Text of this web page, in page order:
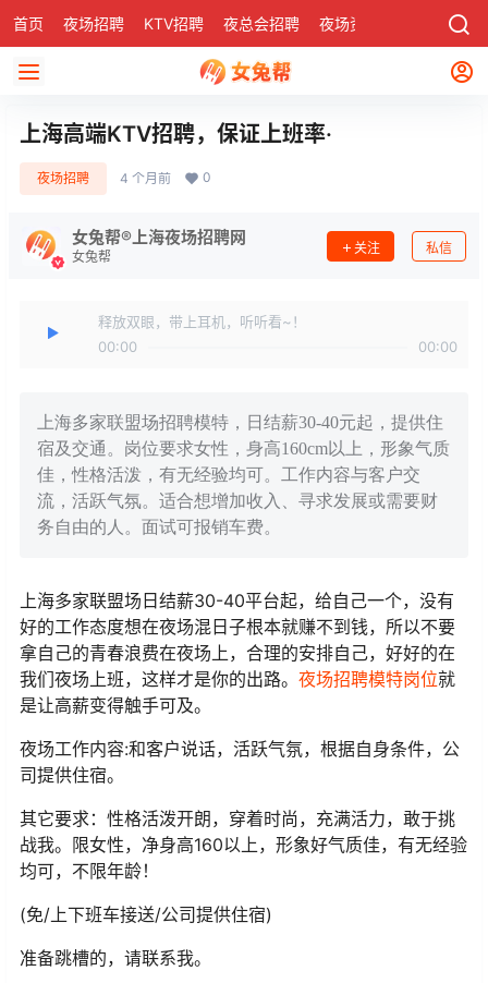
首页 夜场招聘 KTV招聘 夜总会招聘 夜场资讯 社区
上海高端KTV招聘，保证上班率·
夜场招聘 4 个月前 0
女兔帮®上海夜场招聘网
女兔帮
关注 私信
释放双眼，带上耳机，听听看~！
00:00
00:00
上海多家联盟场招聘模特，日结薪30-40元起，提供住
宿及交通。岗位要求女性，身高160cm以上，形象气质
佳，性格活泼，有无经验均可。工作内容与客户交
流，活跃气氛。适合想增加收入、寻求发展或需要财
务自由的人。面试可报销车费。
上海多家联盟场日结薪30-40平台起，给自己一个，没有
好的工作态度想在夜场混日子根本就赚不到钱，所以不要
拿自己的青春浪费在夜场上，合理的安排自己，好好的在
我们夜场上班，这样才是你的出路。 夜场招聘模特岗位就
是让高薪变得触手可及。
夜场工作内容:和客户说话，活跃气氛，根据自身条件，公
司提供住宿。
其它要求：性格活泼开朗，穿着时尚，充满活力，敢于挑
战我。限女性，净身高160以上，形象好气质佳，有无经验
均可，不限年龄！
(免/上下班车接送/公司提供住宿)
准备跳槽的，请联系我。